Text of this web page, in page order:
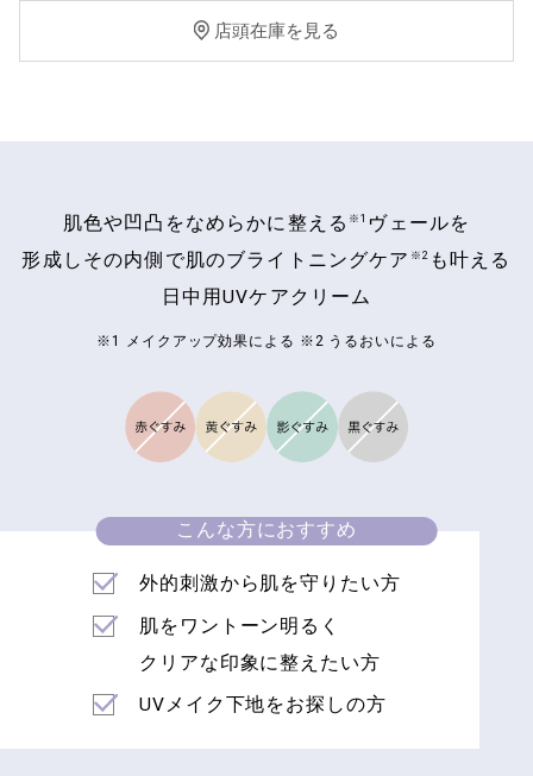
店頭在庫を見る
肌色や凹凸をなめらかに整える ※1 ヴェールを
形成しその内側で肌のブライトニングケア ※2 も叶える
日中用UVケアクリーム
※1 メイクアップ効果による ※2 うるおいによる
こんな方におすすめ
外的刺激から肌を守りたい方
肌をワントーン明るく
クリアな印象に整えたい方
UVメイク下地をお探しの方